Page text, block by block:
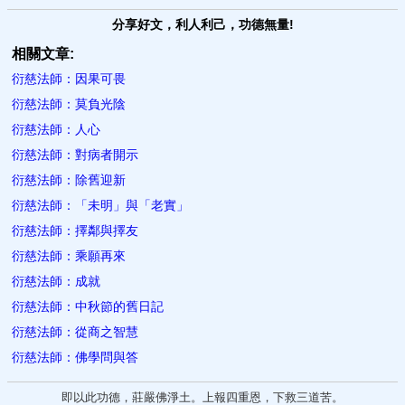
分享好文，利人利己，功德無量!
相關文章:
衍慈法師：因果可畏
衍慈法師：莫負光陰
衍慈法師：人心
衍慈法師：對病者開示
衍慈法師：除舊迎新
衍慈法師：「未明」與「老實」
衍慈法師：擇鄰與擇友
衍慈法師：乘願再來
衍慈法師：成就
衍慈法師：中秋節的舊日記
衍慈法師：從商之智慧
衍慈法師：佛學問與答
即以此功德，莊嚴佛淨土。上報四重恩，下救三道苦。